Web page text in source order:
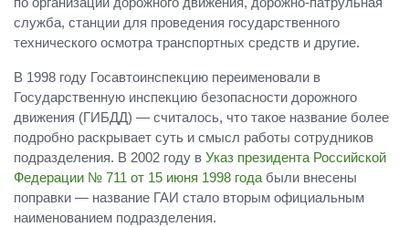
служба, станции для проведения государственного
технического осмотра транспортных средств и другие.
В 1998 году Госавтоинспекцию переименовали в
Государственную инспекцию безопасности дорожного
движения (ГИБДД) — считалось, что такое название более
подробно раскрывает суть и смысл работы сотрудников
подразделения. В 2002 году в Указ президента Российской
Федерации № 711 от 15 июня 1998 года были внесены
поправки — название ГАИ стало вторым официальным
наименованием подразделения.